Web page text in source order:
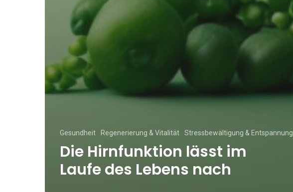
Gesundheit Regenerierung & Vitalität Stressbewältigung & Entspannung
Die Hirnfunktion lässt im
Laufe des Lebens nach